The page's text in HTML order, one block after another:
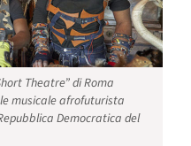
Theatre” di Roma
musicale afrofuturista
Democratica del